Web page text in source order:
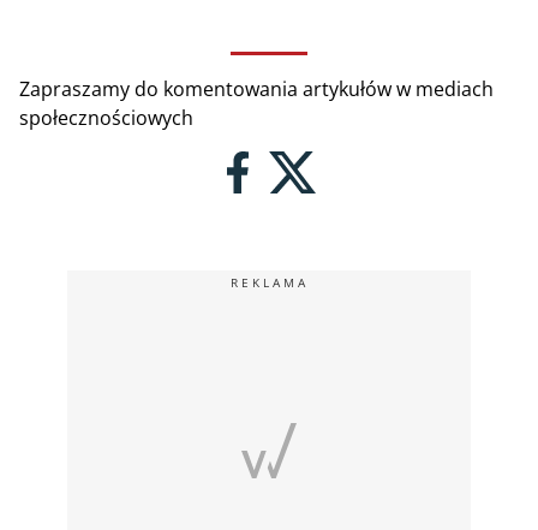
Zapraszamy do komentowania artykułów w mediach
społecznościowych
REKLAMA